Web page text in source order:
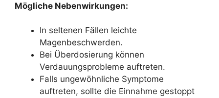
Mögliche Nebenwirkungen:
In seltenen Fällen leichte
Magenbeschwerden.
Bei Überdosierung können
Verdauungsprobleme auftreten.
Falls ungewöhnliche Symptome
auftreten, sollte die Einnahme gestoppt